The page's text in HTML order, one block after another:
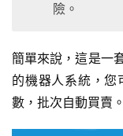
險。
簡單來說，這是一
的機器人系統，您
數，批次自動買賣。